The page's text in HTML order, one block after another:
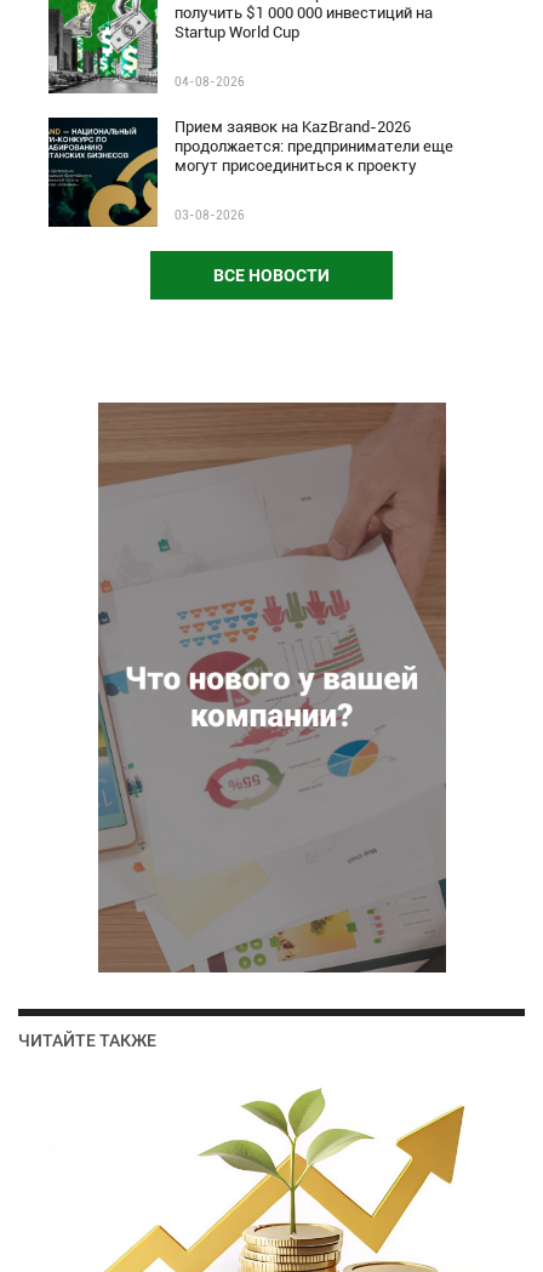
получить $1 000 000 инвестиций на
Startup World Cup
04-08-2026
Прием заявок на KazBrand-2026
продолжается: предприниматели еще
могут присоединиться к проекту
03-08-2026
ВСЕ НОВОСТИ
ЧИТАЙТЕ ТАКЖЕ